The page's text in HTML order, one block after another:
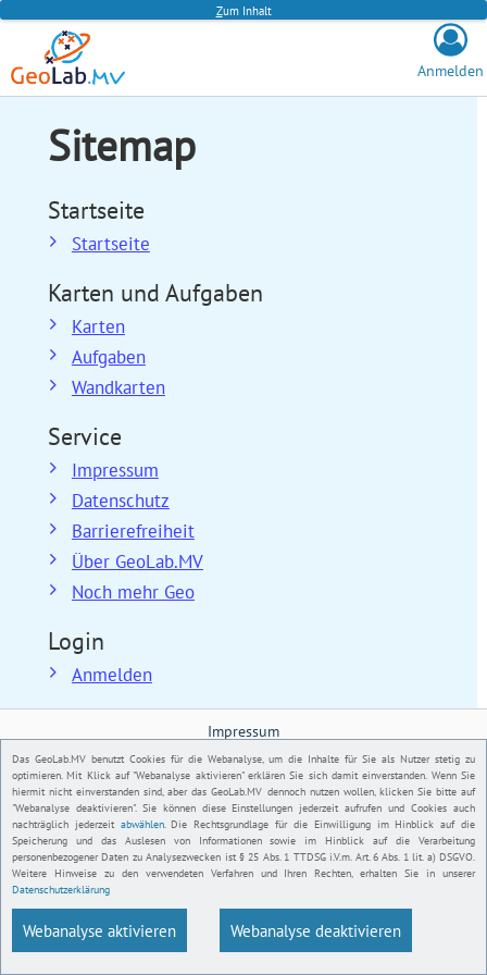
Das GeoLab.MV benutzt Cookies für die Webanalyse, um die Inhalte für Sie als Nutzer stetig zu
optimieren. Mit Klick auf "Webanalyse aktivieren" erklären Sie sich damit einverstanden. Wenn Sie
hiermit nicht einverstanden sind, aber das GeoLab.MV dennoch nutzen wollen, klicken Sie bitte auf
"Webanalyse deaktivieren". Sie können diese Einstellungen jederzeit aufrufen und Cookies auch
nachträglich jederzeit abwählen. Die Rechtsgrundlage für die Einwilligung im Hinblick auf die
Speicherung und das Auslesen von Informationen sowie im Hinblick auf die Verarbeitung
personenbezogener Daten zu Analysezwecken ist § 25 Abs. 1 TTDSG i.V.m. Art. 6 Abs. 1 lit. a) DSGVO.
Weitere Hinweise zu den verwendeten Verfahren und Ihren Rechten, erhalten Sie in unserer
Datenschutzerklärung
Webanalyse aktivieren Webanalyse deaktivieren
Zum Inhalt
Anmelden
Sitemap
Startseite
Startseite
Karten und Aufgaben
Karten
Aufgaben
Wandkarten
Service
Impressum
Datenschutz
Barrierefreiheit
Über GeoLab.MV
Noch mehr Geo
Login
Anmelden
Impressum
Datenschutz
Barrierefreiheit
Über GeoLab.MV
Noch mehr Geo
Sitemap